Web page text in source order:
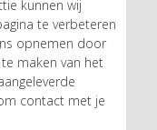
kunnen wij
te verbeteren
opnemen door
maken van het
contact met je